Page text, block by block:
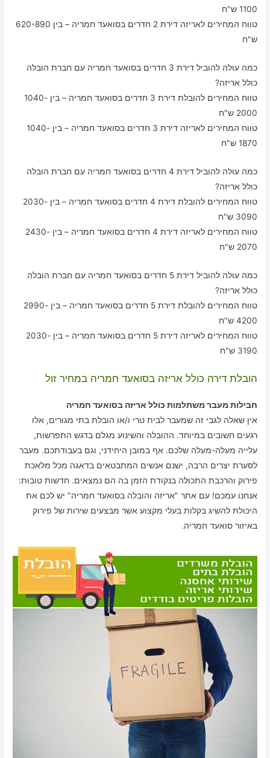
1100 ש"ח
טווח המחירים לאריזה דירת 2 חדרים בסואעד חמריה – בין 620-890
ש"ח
כמה עולה להוביל דירת 3 חדרים בסואעד חמריה עם חברת הובלה
כולל אריזה?
טווח המחירים להובלת דירת 3 חדרים בסואעד חמריה – בין 1040-
2000 ש"ח
טווח המחירים לאריזה דירת 3 חדרים בסואעד חמריה – בין 1040-
1870 ש"ח
כמה עולה להוביל דירת 4 חדרים בסואעד חמריה עם חברת הובלה
כולל אריזה?
טווח המחירים להובלת דירת 4 חדרים בסואעד חמריה – בין 2030-
3090 ש"ח
טווח המחירים לאריזה דירת 4 חדרים בסואעד חמריה – בין 2430-
2070 ש"ח
כמה עולה להוביל דירת 5 חדרים בסואעד חמריה עם חברת הובלה
כולל אריזה?
טווח המחירים להובלת דירת 5 חדרים בסואעד חמריה – בין 2990-
4200 ש"ח
טווח המחירים לאריזה דירת 5 חדרים בסואעד חמריה – בין 2030-
3190 ש"ח
הובלת דירה כולל אריזה בסואעד חמריה במחיר זול
חבילות מעבר משתלמות כולל אריזה בסואעד חמריה
אין שאלה לגבי זה שמעבר לבית טרי ו/או הובלת בתי מגורים, אלו
רגעים חשובים במיוחד. ההובלה והשינוע מגלם בדגש התפרשות,
עלייה מעלה-מעלה שלכם. אף במובן היחידני, וגם בעבודתכם. מעבר
לסערת יצרים הרבה, ישנם אנשים המתבטאים בדאגה מכל מלאכת
פירוק והרכבת התכולה בנקודת הזמן בה הם נמצאים. חדשות טובות:
אנחנו עמכם! עם אתר "אריזה והובלה בסואעד חמריה" יש לכם את
היכולת להשיג בקלות בעלי מקצוע אשר מבצעים שירות של פירוק
באיזור סואעד חמריה.